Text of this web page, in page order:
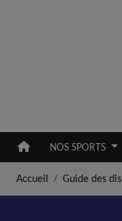
NOS SPORTS
Accueil Guide des